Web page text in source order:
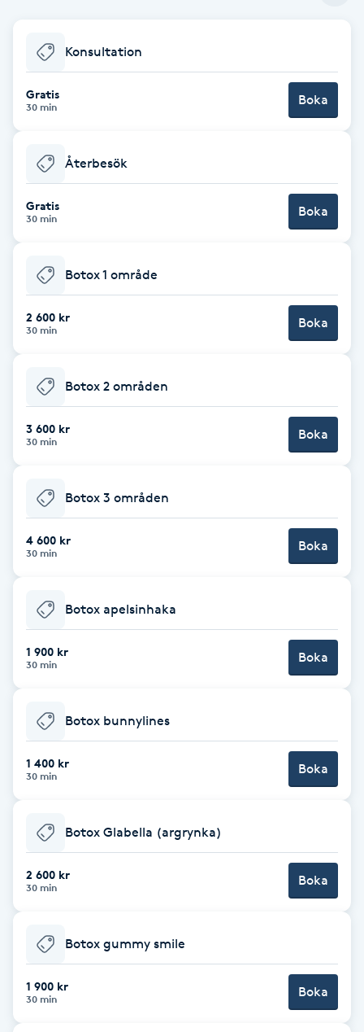
Balayage
Barber
Barnklippning
Bottenfärg
Brynformning
Brynfärgning
Color correction
Cryoterapi
Damklippning
Dermapen
Diamantslipning
E
Enzympeeling
Extensions
Konsultation
Gratis
30 min Boka
Återbesök
Gratis
30 min Boka
Botox 1 område
2 600 kr
30 min Boka
Botox 2 områden
3 600 kr
30 min Boka
Botox 3 områden
4 600 kr
30 min Boka
Botox apelsinhaka
1 900 kr
30 min Boka
Botox bunnylines
1 400 kr
30 min Boka
Botox Glabella (argrynka)
2 600 kr
30 min Boka
Botox gummy smile
1 900 kr
30 min Boka